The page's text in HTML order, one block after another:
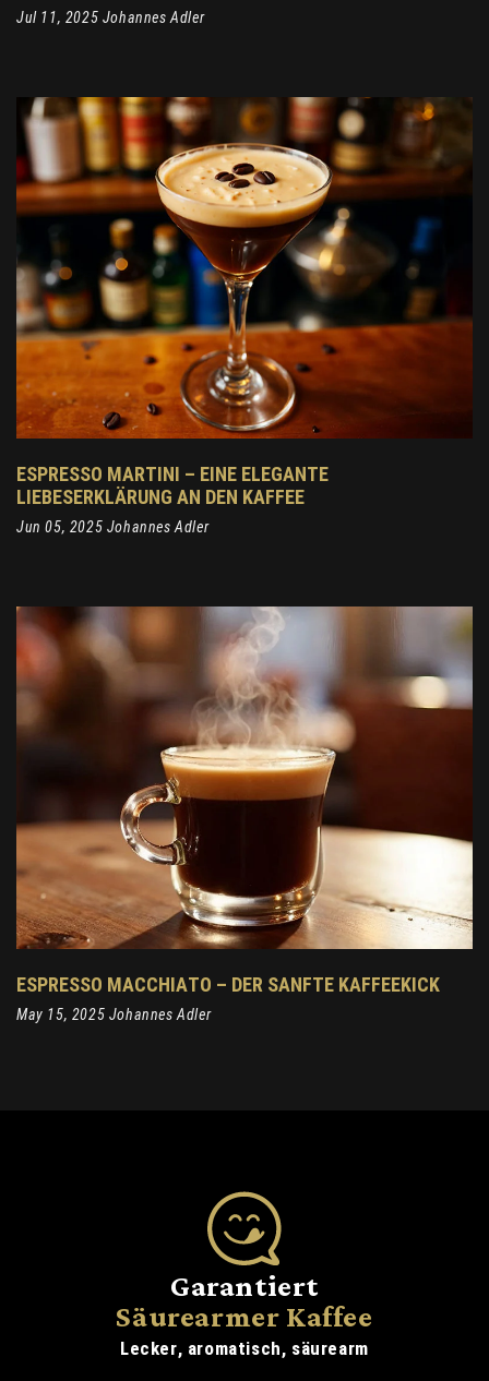
Jul 11, 2025 Johannes Adler
ESPRESSO MARTINI – EINE ELEGANTE
LIEBESERKLÄRUNG AN DEN KAFFEE
Jun 05, 2025 Johannes Adler
ESPRESSO MACCHIATO – DER SANFTE KAFFEEKICK
May 15, 2025 Johannes Adler
Garantiert
Säurearmer Kaffee
Lecker, aromatisch, säurearm